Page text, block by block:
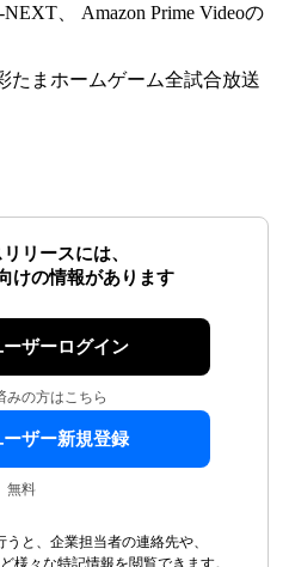
、 Amazon Prime Videoの
たまホームゲーム全試合放送
リースには、
けの情報があります
ーザーログイン
みの方はこちら
ーザー新規登録
無料
と、企業担当者の連絡先や、
様々な特記情報を閲覧できます。